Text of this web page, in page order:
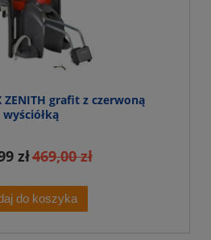
grafit z czerwoną
wyściółką
zł469,00 zł
do koszyka